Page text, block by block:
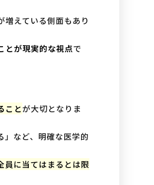
えている側面もあり
とが現実的な視点で
ことが大切となりま
」など、明確な医学的
員に当てはまるとは限